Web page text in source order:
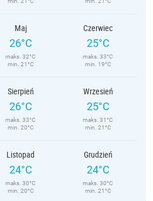
Maj
26°C
maks. 32°C
min. 21°C
Czerwiec
25°C
maks. 33°C
min. 19°C
Sierpień
26°C
maks. 33°C
min. 20°C
Wrzesień
25°C
maks. 31°C
min. 21°C
Listopad
24°C
maks. 30°C
min. 20°C
Grudzień
24°C
maks. 30°C
min. 21°C